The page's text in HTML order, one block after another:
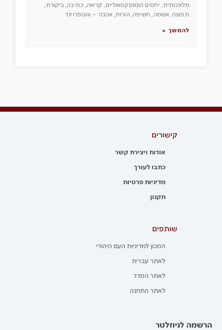
מלאכותית, יחסים הומוסקסואליים, קריאה, כתיבה, ביקורת,
תפוצה, אשמה, חשיפה, הורות, אהבה – וגוטפרוינד
להמשך »
קישורים
אודות ויצירת קשר
כתבו לעורך
מדיניות פרטיות
תקנון
שותפים
המכון למדיניות העם היהודי
לאתר עברית
לאתר המדד
לאתר התחנה
הרשמה לניוזלטר